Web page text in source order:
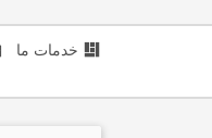
خدمات ما